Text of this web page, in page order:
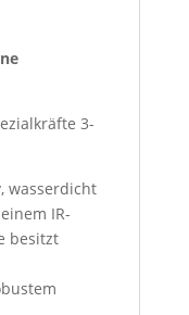
3-
wasserdicht
IR-
besitzt